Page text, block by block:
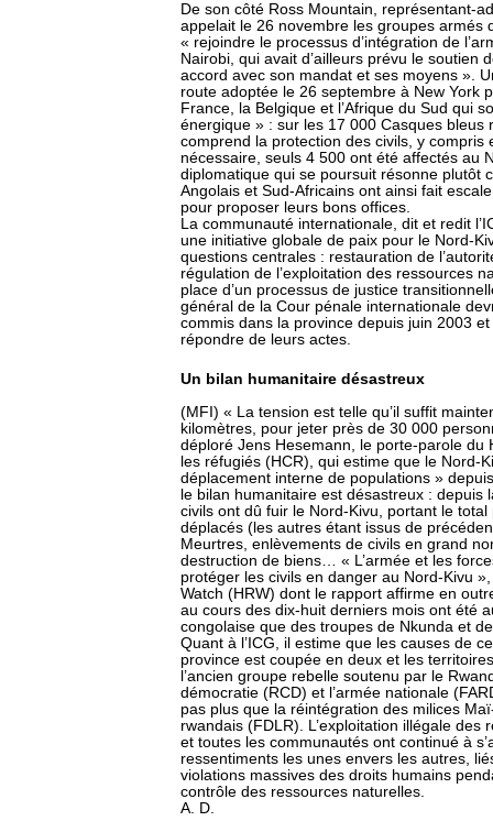
De son côté Ross Mountain, représentant-
appelait le 26 novembre les groupes armés
« rejoindre le processus d’intégration de
Nairobi, qui avait d’ailleurs prévu le
accord avec son mandat et ses moyens ».
route adoptée le 26 septembre à New York
France, la Belgique et l’Afrique du Sud qui
énergique » : sur les 17 000 Casques bleus
comprend la protection des civils, y
nécessaire, seuls 4 500 ont été affectés au
diplomatique qui se poursuit résonne plutôt
Angolais et Sud-Africains ont ainsi fait
pour proposer leurs bons offices.
La communauté internationale, dit et redit
une initiative globale de paix pour le Nord-
questions centrales : restauration de
régulation de l’exploitation des ressources
place d’un processus de justice
général de la Cour pénale internationale
commis dans la province depuis juin 2003
répondre de leurs actes.
Un bilan humanitaire désastreux
(MFI) « La tension est telle qu’il suffit
kilomètres, pour jeter près de 30 000
déploré Jens Hesemann, le porte-parole
les réfugiés (HCR), qui estime que le Nord-
déplacement interne de populations »
le bilan humanitaire est désastreux :
civils ont dû fuir le Nord-Kivu, portant le
déplacés (les autres étant issus de
Meurtres, enlèvements de civils en grand
destruction de biens… « L’armée et les
protéger les civils en danger au Nord-Kivu
Watch (HRW) dont le rapport affirme en
au cours des dix-huit derniers mois ont été
congolaise que des troupes de Nkunda et
Quant à l’ICG, il estime que les causes de
province est coupée en deux et les
l’ancien groupe rebelle soutenu par le
démocratie (RCD) et l’armée nationale
pas plus que la réintégration des milices
rwandais (FDLR). L’exploitation illégale des
et toutes les communautés ont continué à
ressentiments les unes envers les autres,
violations massives des droits humains
contrôle des ressources naturelles.
A. D.